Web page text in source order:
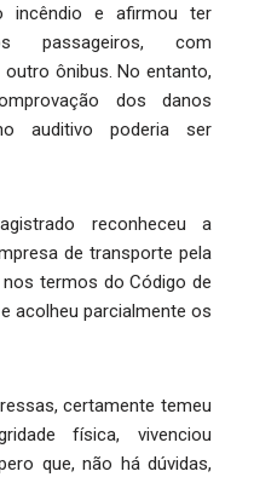
incêndio e afirmou ter
passageiros, com
ônibus. No entanto,
dos danos
auditivo poderia ser
reconheceu a
de transporte pela
termos do Código de
acolheu parcialmente os
certamente temeu
física, vivenciou
que, não há dúvidas,